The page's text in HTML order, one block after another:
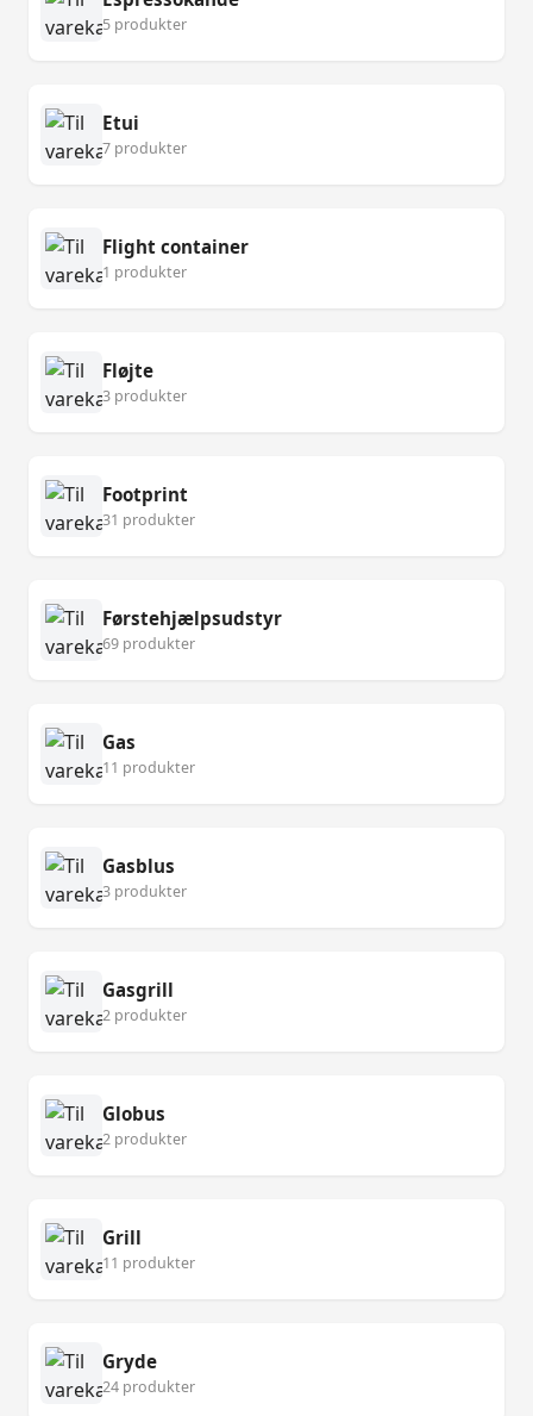
5 produkter
Etui
7 produkter
Flight container
1 produkter
Fløjte
3 produkter
Footprint
31 produkter
Førstehjælpsudstyr
69 produkter
Gas
11 produkter
Gasblus
3 produkter
Gasgrill
2 produkter
Globus
2 produkter
Grill
11 produkter
Gryde
24 produkter